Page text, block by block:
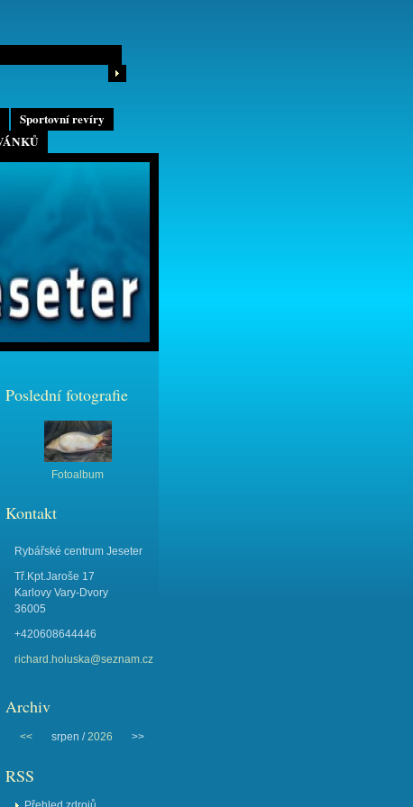
Sportovní revíry
Poslední fotografie
Fotoalbum
Kontakt
Rybářské centrum Jeseter
Tř.Kpt.Jaroše 17
Karlovy Vary-Dvory
36005
+420608644446
richard.holuska@seznam.cz
Archiv
<< srpen /2026 >>
RSS